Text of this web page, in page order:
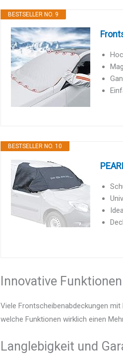
BESTSELLER NO. 9
BESTSELLER NO. 10
Innovative Funktionen
Viele Frontscheibenabdeckungen
welche Funktionen wirklich einen
Langlebigkeit und